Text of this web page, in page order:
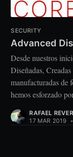
SECURITY
Advanced
Desde nuestros
Diseñadas,
manufacturadas de
hemos esforzado
RAFAEL
17 MAR 2019 •